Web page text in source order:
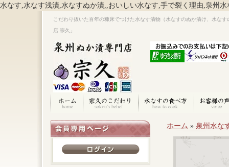
水なす,水なす浅漬,水なすぬか漬,,おいしい水なす,手で裂く理由,泉州水
こだわり抜いた百年の糠床でつけた水なす漬物（水なすのぬか漬け、水な
店 宗久」
ホーム » 泉州水な